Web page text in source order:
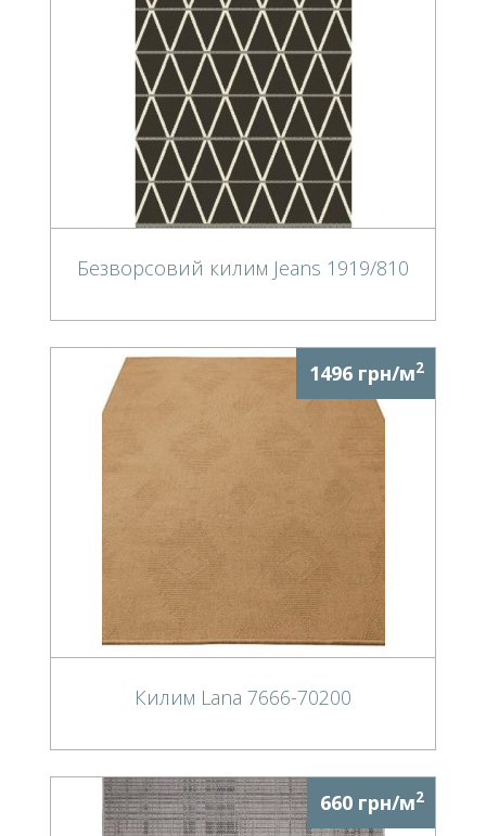
Безворсовий килим Jeans 1919/810
1496 грн/м2
Килим Lana 7666-70200
660 грн/м2